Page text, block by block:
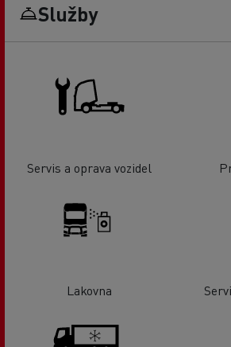
Služby
Servis a oprava vozidel
Lakovna